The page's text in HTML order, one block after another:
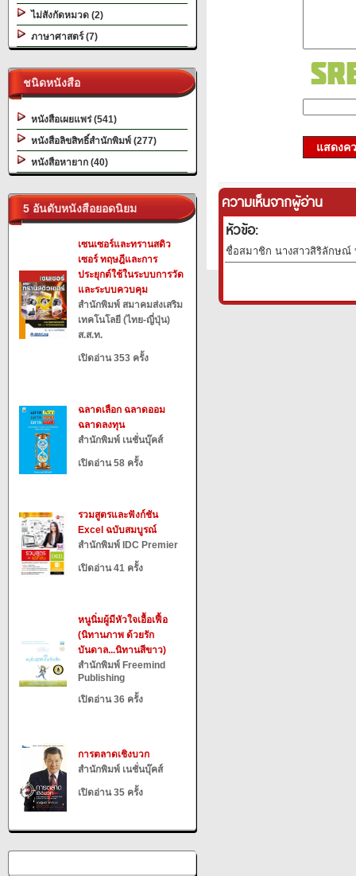
ไม่สังกัดหมวด (2)
ภาษาศาสตร์ (7)
ชนิดหนังสือ
หนังสือเผยแพร่ (541)
หนังสือลิขสิทธิ์สำนักพิมพ์ (277)
หนังสือหายาก (40)
5 อันดับหนังสือยอดนิยม
เซนเซอร์และทรานสดิว
เซอร์ ทฤษฎีและการ
ประยุกต์ใช้ในระบบการวัด
และระบบควบคุม
สำนักพิมพ์ สมาคมส่งเสริม
เทคโนโลยี (ไทย-ญี่ปุ่น)
ส.ส.ท.
เปิดอ่าน 353 ครั้ง
ฉลาดเลือก ฉลาดออม
ฉลาดลงทุน
สำนักพิมพ์ เนชั่นบุ๊คส์
เปิดอ่าน 58 ครั้ง
รวมสูตรและฟังก์ชัน
Excel ฉบับสมบูรณ์
สำนักพิมพ์ IDC Premier
เปิดอ่าน 41 ครั้ง
หนูนิ่มผู้มีหัวใจเอื้อเฟื้อ
(นิทานภาพ ด้วยรัก
บันดาล...นิทานสีขาว)
สำนักพิมพ์ Freemind
Publishing
เปิดอ่าน 36 ครั้ง
การตลาดเชิงบวก
สำนักพิมพ์ เนชั่นบุ๊คส์
เปิดอ่าน 35 ครั้ง
แสดงค
ความเห็นจากผู้อ่าน
หัวข้อ:
ชื่อสมาชิก นางสาวสิริลักษณ์